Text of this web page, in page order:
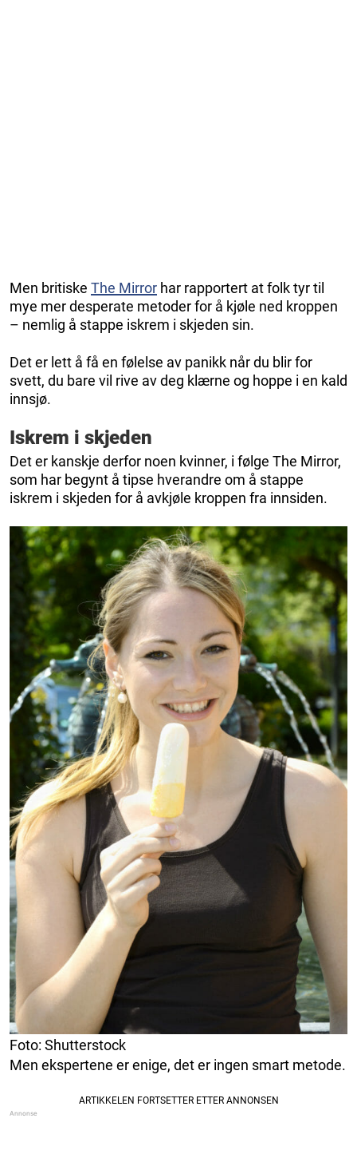
Men britiske The Mirror har rapportert at folk tyr til
mye mer desperate metoder for å kjøle ned kroppen
– nemlig å stappe iskrem i skjeden sin.
Det er lett å få en følelse av panikk når du blir for
svett, du bare vil rive av deg klærne og hoppe i en kald
innsjø.
Iskrem i skjeden
Det er kanskje derfor noen kvinner, i følge The Mirror,
som har begynt å tipse hverandre om å stappe
iskrem i skjeden for å avkjøle kroppen fra innsiden.
Foto: Shutterstock
Men ekspertene er enige, det er ingen smart metode.